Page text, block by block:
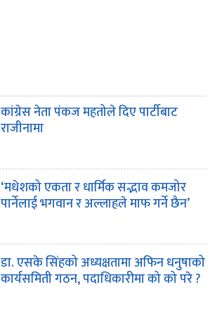
कांग्रेस नेता पंकज महतोले दिए पार्टीबाट
राजीनामा
‘मधेशको एकता र धार्मिक सद्भाव कमजोर
पार्नेलाई भगवान र अल्लाहले माफ गर्ने छैन’
डा. एसके सिंहको अध्यक्षतामा अफिन धनुषाको
कार्यसमिती गठन, पदाधिकारीमा को को परे ?